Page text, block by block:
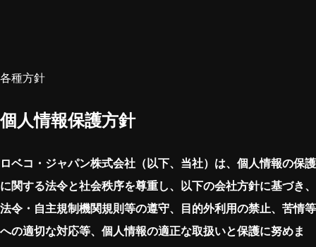
各種方針
個人情報保護方針
ロベコ・ジャパン株式会社（以下、当社）は、個人情報の保護
に関する法令と社会秩序を尊重し、以下の会社方針に基づき、
法令・自主規制機関規則等の遵守、目的外利用の禁止、苦情等
への適切な対応等、個人情報の適正な取扱いと保護に努めま